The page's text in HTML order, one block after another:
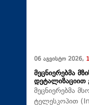
06 აგვისტო 2026,
მეცნიერებმა
დეტალიზაციით
მეცნიერებმა
ტელესკოპით